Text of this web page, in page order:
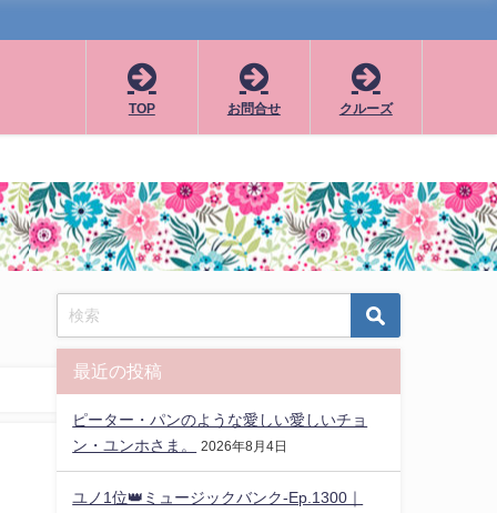
TOP お問合せ クルーズ
最近の投稿
ピーター・パンのような愛しい愛しいチョ
ン・ユンホさま。
2026年8月4日
ユノ1位👑ミュージックバンク-Ep.1300｜